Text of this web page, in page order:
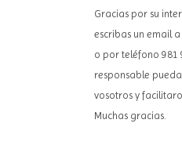
Gracias por su
escribas un email a
o por teléfono 981
responsable
vosotros y
Muchas gracias.